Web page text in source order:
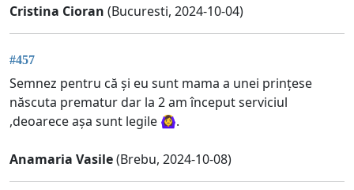
Cristina Cioran (Bucuresti, 2024-10-04)
#457
Semnez pentru că și eu sunt mama a unei prințese
născuta prematur dar la 2 am început serviciul
,deoarece așa sunt legile 🙆‍♀️.
Anamaria Vasile(Brebu, 2024-10-08)